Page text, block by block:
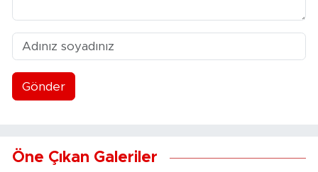
Gönder
Öne Çıkan Galeriler